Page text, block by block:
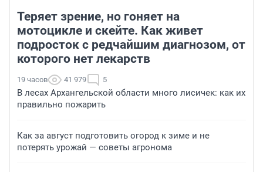
Теряет зрение, но гоняет на
мотоцикле и скейте. Как живет
подросток с редчайшим диагнозом, от
которого нет лекарств
19 часов 41 979 5
В лесах Архангельской области много лисичек: как их
правильно пожарить
Как за август подготовить огород к зиме и не
потерять урожай — советы агронома